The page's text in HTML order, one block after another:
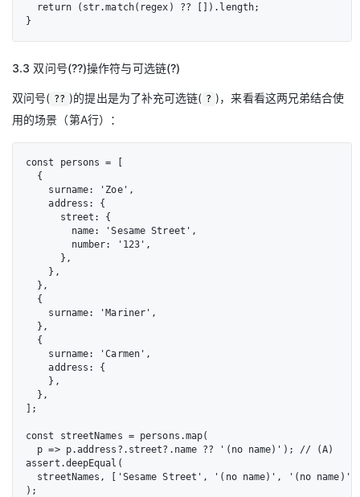
return (str.match(regex) ?? []).length;
}
3.3 双问号(??)操作符与可选链(?)
双问号( ?? )的提出是为了补充可选链( ? )，来看看这两兄弟结合使
用的场景（第A行）：
const persons = [
{
surname: 'Zoe',
address: {
street: {
name: 'Sesame Street',
number: '123',
},
},
},
{
surname: 'Mariner',
},
{
surname: 'Carmen',
address: {
},
},
];
const streetNames = persons.map(
p => p.address?.street?.name ?? '(no name)'); // (A)
assert.deepEqual(
streetNames, ['Sesame Street', '(no name)', '(no name)']
);